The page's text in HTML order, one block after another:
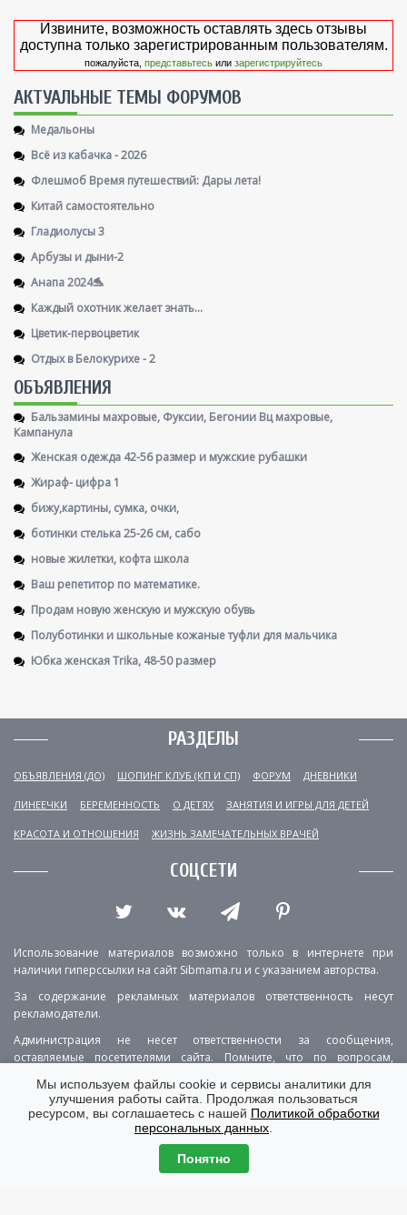
Извините, возможность оставлять здесь отзывы
доступна только зарегистрированным пользователям.
пожалуйста, представьтесь или зарегистрируйтесь
AКТУАЛЬНЫЕ ТЕМЫ ФОРУМОВ
Медальоны
Всё из кабачка - 2026
Флешмоб Время путешествий: Дары лета!
Китай самостоятельно
Гладиолусы 3
Арбузы и дыни-2
Анапа 2024🐬
Каждый охотник желает знать...
Цветик-первоцветик
Отдых в Белокурихе - 2
ОБЪЯВЛЕНИЯ
Бальзамины махровые, Фуксии, Бегонии Вц махровые,
Кампанула
Женская одежда 42-56 размер и мужские рубашки
Жираф- цифра 1
бижу,картины, сумка, очки,
ботинки стелька 25-26 см, сабо
новые жилетки, кофта школа
Ваш репетитор по математике.
Продам новую женскую и мужскую обувь
Полуботинки и школьные кожаные туфли для мальчика
Юбка женская Trika, 48-50 размер
РАЗДЕЛЫ
ОБЪЯВЛЕНИЯ (ДО) ШОПИНГ КЛУБ (КП И СП) ФОРУМ ДНЕВНИКИ
ЛИНЕЕЧКИ БЕРЕМЕННОСТЬ О ДЕТЯХ ЗАНЯТИЯ И ИГРЫ ДЛЯ ДЕТЕЙ
КРАСОТА И ОТНОШЕНИЯ ЖИЗНЬ ЗАМЕЧАТЕЛЬНЫХ ВРАЧЕЙ
СОЦСЕТИ
Использование материалов возможно только в интернете при
наличии гиперссылки на сайт Sibmama.ru и с указанием авторства.
За содержание рекламных материалов ответственность несут
рекламодатели.
Администрация не несет ответственности за сообщения,
оставляемые посетителями сайта. Помните, что по вопросам,
РЕКЛАМА О ПРОЕКТЕ
КОНТАКТЫ
ПОЛИТИКА КОНФИДЕНЦИАЛЬНОСТИ
ВЕРСИЯ ДЛЯ КОМПЬЮТЕРА
Мы используем файлы cookie и сервисы аналитики для
улучшения работы сайта. Продолжая пользоваться
ресурсом, вы соглашаетесь с нашей Политикой обработки
персональных данных
Понятно